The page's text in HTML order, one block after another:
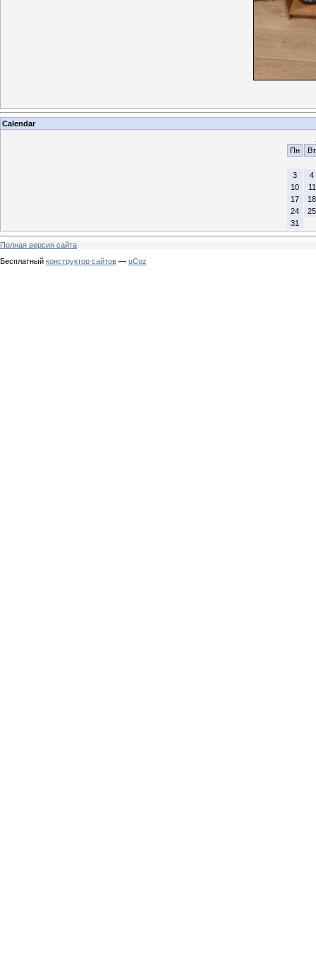
Calendar
Пн
Вт
3
4
10
11
17
18
24
25
31
Полная версия сайта
Бесплатный конструктор сайтов — uCoz